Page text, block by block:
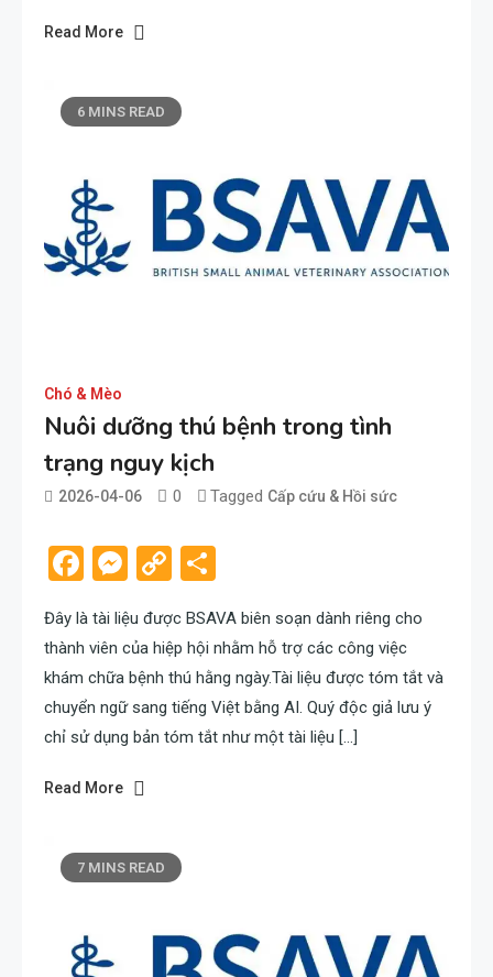
Read More
6 MINS READ
Chó & Mèo
Nuôi dưỡng thú bệnh trong tình
trạng nguy kịch
2026-04-06
0 Tagged Cấp cứu & Hồi sức
Facebook
Messenger
Copy
Đây là tài liệu được BSAVA biên soạn dành riêng cho
thành viên của hiệp hội nhằm hỗ trợ các công việc
khám chữa bệnh thú hằng ngày.Tài liệu được tóm tắt và
chuyển ngữ sang tiếng Việt bằng AI. Quý độc giả lưu ý
chỉ sử dụng bản tóm tắt như một tài liệu […]
Read More
7 MINS READ